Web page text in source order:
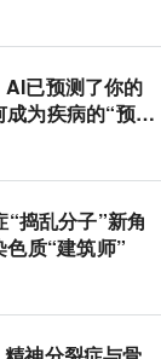
疾
代谢组学 风险
染色质
已预测了你的
为疾病的“预告
捣乱分子”新角
质“建筑师”